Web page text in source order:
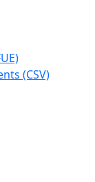
(CSV)